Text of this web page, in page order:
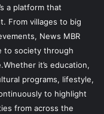
a platform that
From villages to big
News MBR
to society through
it’s education,
programs, lifestyle,
to highlight
from across the